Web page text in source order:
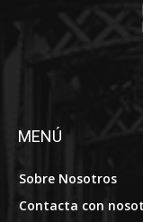
MENÚ
Sobre Nosotros
Contacta con